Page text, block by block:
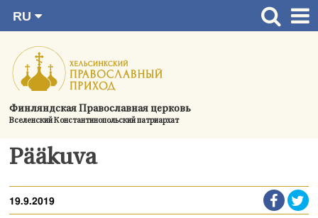
содержимому
Финляндская Православная церковь
Вселенский Константинопольский патриархат
RU
SV
EN
UA
Главная страница
Актуальное
Україна
О приходе
Pääkuva
19.9.2019